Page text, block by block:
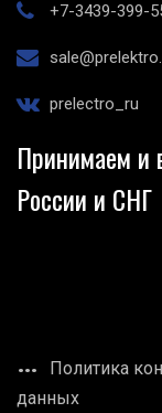
+7-3439-399-
prelectro_ru
Принимаем и
России и СНГ
Политика
данных